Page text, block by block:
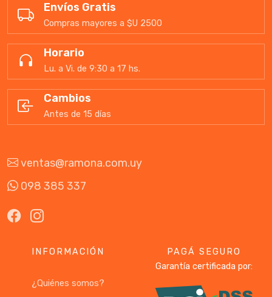
Envíos Gratis
Compras mayores a $U 2500
Horario
Lu. a Vi. de 9:30 a 17 hs.
Cambios
Antes de 15 días
ventas@ramona.com.uy
098 385 337
INFORMACIÓN
¿Quiénes somos?
PAGÁ SEGURO
Garantía certificada por: